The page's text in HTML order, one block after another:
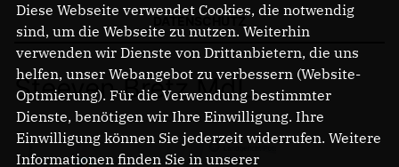
Steeven Bretz MdL
Diese Webseite verwendet Cookies, die notwendig
sind, um die Webseite zu nutzen. Weiterhin
verwenden wir Dienste von Drittanbietern, die uns
helfen, unser Webangebot zu verbessern (Website-
Optmierung). Für die Verwendung bestimmter
Dienste, benötigen wir Ihre Einwilligung. Ihre
Einwilligung können Sie jederzeit widerrufen. Weitere
Informationen finden Sie in unserer